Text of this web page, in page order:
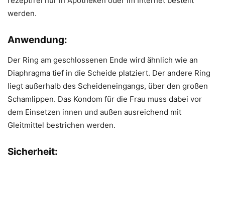
werden.
Anwendung:
Der Ring am geschlossenen Ende wird ähnlich wie an
Diaphragma tief in die Scheide platziert. Der andere Ring
liegt außerhalb des Scheideneingangs, über den großen
Schamlippen. Das Kondom für die Frau muss dabei vor
dem Einsetzen innen und außen ausreichend mit
Gleitmittel bestrichen werden.
Sicherheit: